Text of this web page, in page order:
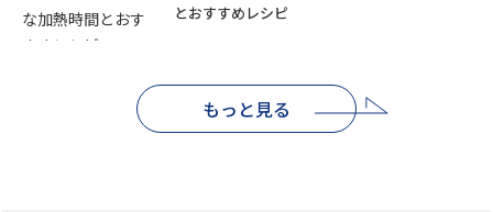
とおすすめレシピ
もっと見る